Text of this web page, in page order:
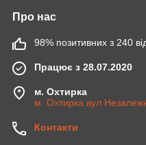
Про нас
98% позитивних з 240
Працює з 28.07.2020
м. Охтирка
м. Охтирка вул
Контакти